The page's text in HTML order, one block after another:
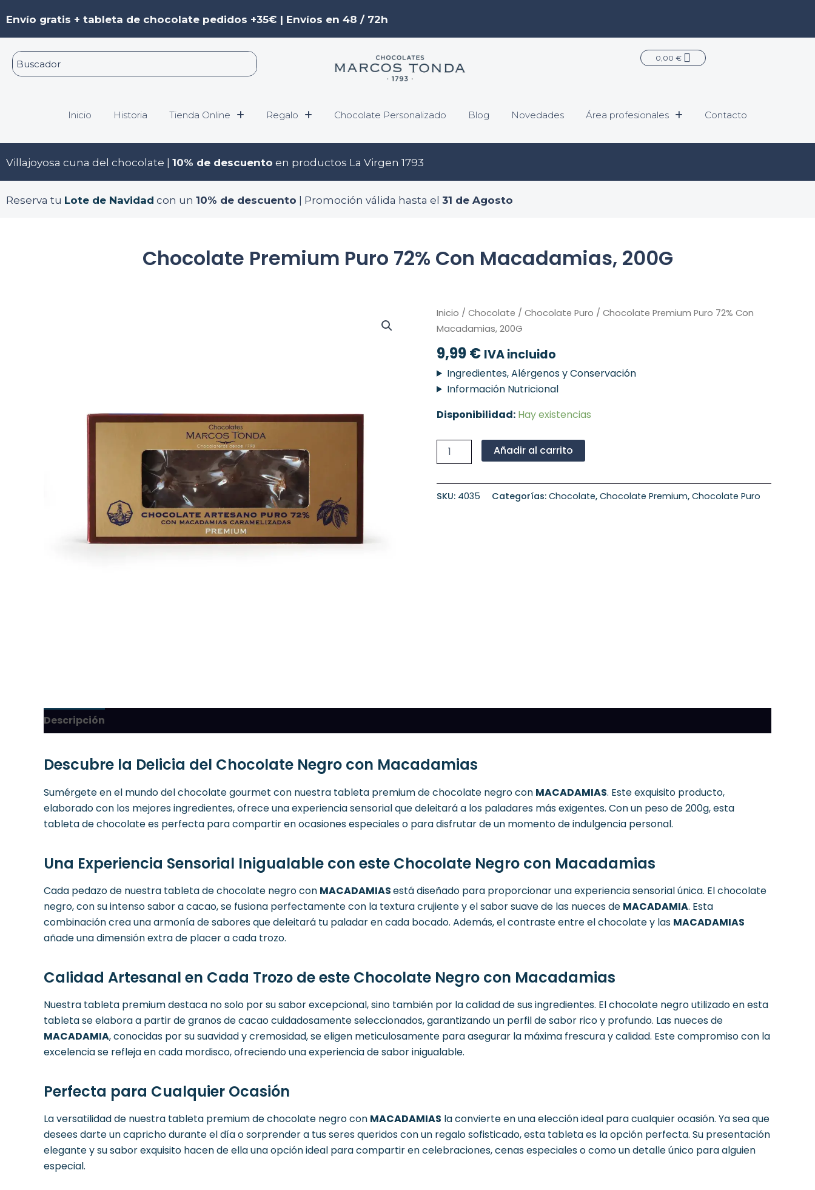
al
contenido
Envío gratis + tableta de chocolate pedidos +35€ | Envíos en 48 / 72h
0,00 € Carrito
Inicio Historia Tienda Online Regalo Chocolate Personalizado Blog Novedades Área profesionales Contacto
Villajoyosa cuna del chocolate | 10% de descuento en productos La Virgen 1793
Reserva tu Lote de Navidad con un 10% de descuento | Promoción válida hasta el 31 de Agosto
Chocolate Premium Puro 72% Con Macadamias, 200G
Inicio / Chocolate / Chocolate Puro / Chocolate Premium Puro 72% Con
Macadamias, 200G
9,99€ IVA incluido
Ingredientes, Alérgenos y Conservación
Información Nutricional
Disponibilidad: Hay existencias
Chocolate
Premium
Puro
72%
Con
Macadamias,
200G
cantidad
Añadir al carrito
SKU: 4035 Categorías: Chocolate, Chocolate Premium, Chocolate Puro
Descripción
Descubre la Delicia del Chocolate Negro con Macadamias
Sumérgete en el mundo del chocolate gourmet con nuestra tableta premium de chocolate negro con MACADAMIAS. Este exquisito producto,
elaborado con los mejores ingredientes, ofrece una experiencia sensorial que deleitará a los paladares más exigentes. Con un peso de 200g, esta
tableta de chocolate es perfecta para compartir en ocasiones especiales o para disfrutar de un momento de indulgencia personal.
Una Experiencia Sensorial Inigualable con este Chocolate Negro con Macadamias
Cada pedazo de nuestra tableta de chocolate negro con MACADAMIASestá diseñado para proporcionar una experiencia sensorial única. El chocolate
negro, con su intenso sabor a cacao, se fusiona perfectamente con la textura crujiente y el sabor suave de las nueces de MACADAMIA. Esta
combinación crea una armonía de sabores que deleitará tu paladar en cada bocado. Además, el contraste entre el chocolate y las MACADAMIAS
añade una dimensión extra de placer a cada trozo.
Calidad Artesanal en Cada Trozo de este Chocolate Negro con Macadamias
Nuestra tableta premium destaca no solo por su sabor excepcional, sino también por la calidad de sus ingredientes. El chocolate negro utilizado en esta
tableta se elabora a partir de granos de cacao cuidadosamente seleccionados, garantizando un perfil de sabor rico y profundo. Las nueces de
MACADAMIA, conocidas por su suavidad y cremosidad, se eligen meticulosamente para asegurar la máxima frescura y calidad. Este compromiso con la
excelencia se refleja en cada mordisco, ofreciendo una experiencia de sabor inigualable.
Perfecta para Cualquier Ocasión
La versatilidad de nuestra tableta premium de chocolate negro con MACADAMIAS la convierte en una elección ideal para cualquier ocasión. Ya sea que
desees darte un capricho durante el día o sorprender a tus seres queridos con un regalo sofisticado, esta tableta es la opción perfecta. Su presentación
elegante y su sabor exquisito hacen de ella una opción ideal para compartir en celebraciones, cenas especiales o como un detalle único para alguien
especial.